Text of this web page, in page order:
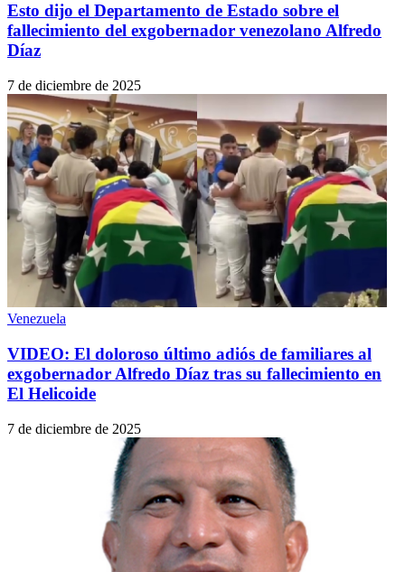
Esto dijo el Departamento de Estado sobre el
fallecimiento del exgobernador venezolano Alfredo
Díaz
7 de diciembre de 2025
Venezuela
VIDEO: El doloroso último adiós de familiares al
exgobernador Alfredo Díaz tras su fallecimiento en
El Helicoide
7 de diciembre de 2025